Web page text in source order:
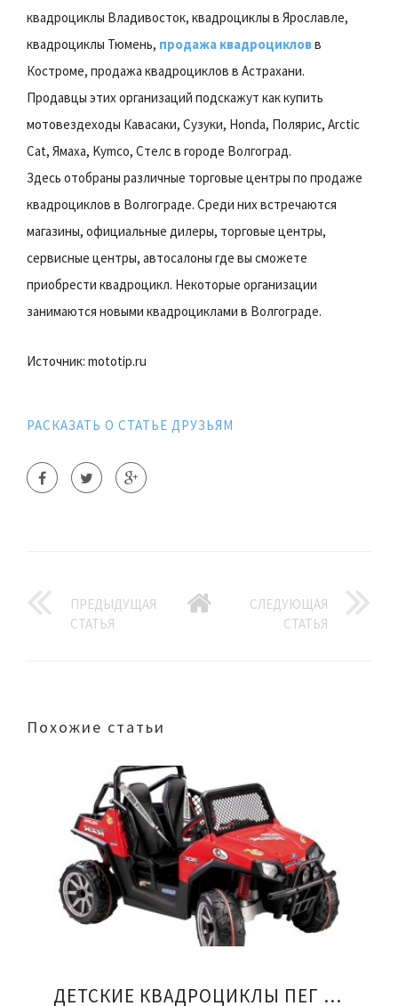
квадроциклы Владивосток, квадроциклы в Ярославле,
квадроциклы Тюмень, продажа квадроцикловв
Костроме, продажа квадроциклов в Астрахани.
Продавцы этих организаций подскажут как купить
мотовездеходы Кавасаки, Сузуки, Honda, Полярис, Arctic
Cat, Ямаха, Kymco, Стелс в городе Волгоград.
Здесь отобраны различные торговые центры по продаже
квадроциклов в Волгограде. Среди них встречаются
магазины, официальные дилеры, торговые центры,
сервисные центры, автосалоны где вы сможете
приобрести квадроцикл. Некоторые организации
занимаются новыми квадроциклами в Волгограде.
Источник: mototip.ru
РАСКАЗАТЬ О СТАТЬЕ ДРУЗЬЯМ
ПРЕДЫДУЩАЯ
СТАТЬЯ
СЛЕДУЮЩАЯ
СТАТЬЯ
Похожие статьи
ДЕТСКИЕ КВАДРОЦИКЛЫ ПЕГ ПЕРЕГО